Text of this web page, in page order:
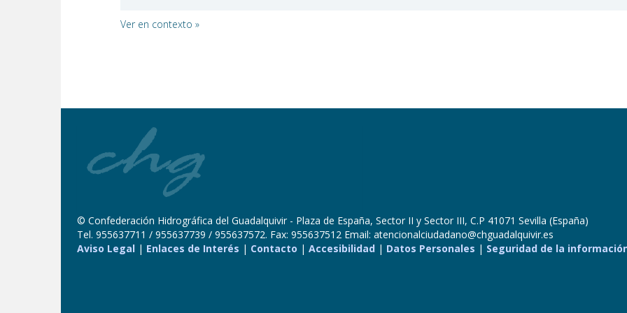
Ver en contexto »
© Confederación Hidrográfica del Guadalquivir - Plaza de España, Sector II y Sector III, C.P 41071 Sevilla (España)
Tel. 955637711 / 955637739 / 955637572. Fax: 955637512 Email: atencionalciudadano@chguadalquivir.es
Aviso Legal | Enlaces de Interés | Contacto |Accesibilidad | Datos Personales | Seguridad de la